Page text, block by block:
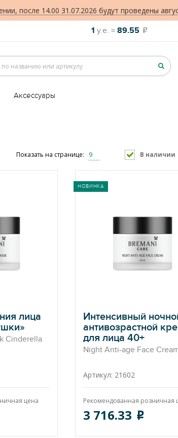
после 14.00 31.07.2026 будут проведены
1 у.е. = 89.55 o
Аксессуары
Показать на странице: 9 В наличии
лица
Cinderella
цена
Интенсивный
антивозрастной
для лица 40+
Night Anti-age Face
Артикул: 21602
Рекомендованная розничная
3 716.33 o
НОВИНКА